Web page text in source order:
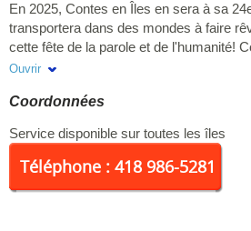
En 2025, Contes en Îles en sera à sa
transportera dans des mondes à faire
cette fête de la parole et de l'humanité!
qu'on aime les histoires, les fabulations,
touché. Dès que la programmation sera
Ouvrir
Coordonnées
Service disponible sur toutes les îles
Téléphone : 418 986-5281